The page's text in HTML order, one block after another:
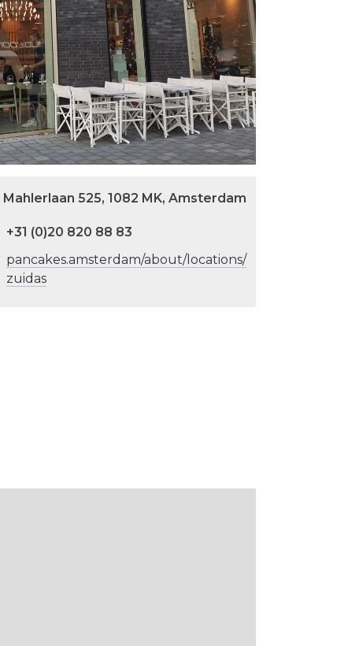
Mahlerlaan 525, 1082 MK, Amsterdam
+31 (0)20 820 88 83
pancakes.amsterdam/about/locations/
zuidas